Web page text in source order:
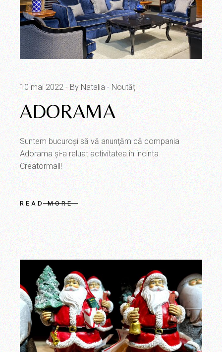
10 mai 2022 By Natalia Noutăți
ADORAMA
Suntem bucuroşi să vă anunţăm că compania
Adorama şi-a reluat activitatea în incinta
Creatormall!
READ MORE